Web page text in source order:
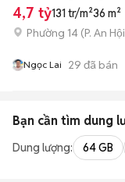
4,7 tỷ131 tr/m²36 m²
Phường 14 (P. An
Ngọc Lai 29 đã bán
Bạn cần tìm dung
Dung lượng: 64 GB